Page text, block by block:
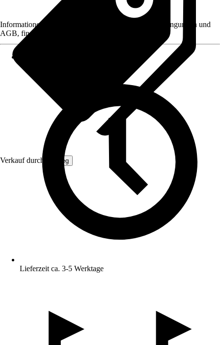
Verkauf durch: Gimeg
Informationen des Verkäufers, wie z. B. Rückgabebedingungen und
AGB, finden Sie bei Klick auf den Verkäufernamen.
Lieferzeit ca. 3-5 Werktage